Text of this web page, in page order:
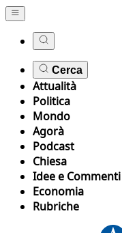
Cerca
Attualità
Politica
Mondo
Agorà
Podcast
Chiesa
Idee e Commenti
Economia
Rubriche